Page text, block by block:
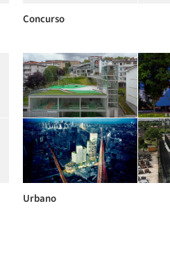
Concurso
Urbano